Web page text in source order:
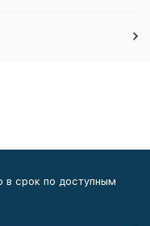
срок по доступным